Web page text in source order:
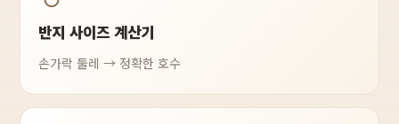
반지 사이즈 계산기
손가락 둘레 → 정확한 호수